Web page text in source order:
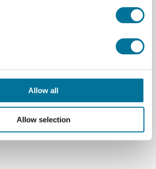
Allow all
Allow selection
F1 - B312 x T427 x H75 mm
7,5 cm
Maroon